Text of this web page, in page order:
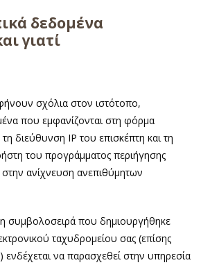
δεδομένα
γιατί
σχόλια στον ιστότοπο,
που εμφανίζονται στη φόρμα
διεύθυνση IP του επισκέπτη και τη
του προγράμματος περιήγησης
ανίχνευση ανεπιθύμητων
συμβολοσειρά που δημιουργήθηκε
ταχυδρομείου σας (επίσης
ενδέχεται να παρασχεθεί στην υπηρεσία